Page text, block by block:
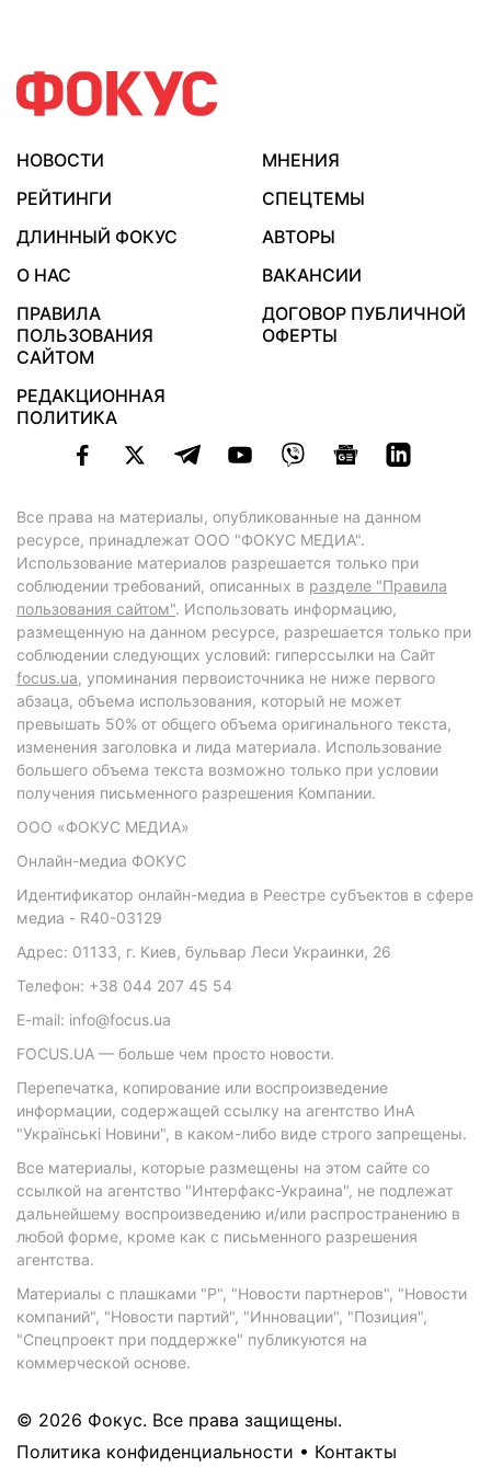
НОВОСТИ
МНЕНИЯ
РЕЙТИНГИ
СПЕЦТЕМЫ
ДЛИННЫЙ ФОКУС
АВТОРЫ
О НАС
ВАКАНСИИ
ПРАВИЛА
ПОЛЬЗОВАНИЯ
САЙТОМ
ДОГОВОР ПУБЛИЧНОЙ
ОФЕРТЫ
РЕДАКЦИОННАЯ
ПОЛИТИКА
Все права на материалы, опубликованные на данном
ресурсе, принадлежат ООО "ФОКУС МЕДИА".
Использование материалов разрешается только при
соблюдении требований, описанных в разделе "Правила
пользования сайтом". Использовать информацию,
размещенную на данном ресурсе, разрешается только при
соблюдении следующих условий: гиперссылки на Сайт
focus.ua, упоминания первоисточника не ниже первого
абзаца, объема использования, который не может
превышать 50% от общего объема оригинального текста,
изменения заголовка и лида материала. Использование
большего объема текста возможно только при условии
получения письменного разрешения Компании.
ООО «ФОКУС МЕДИА»
Онлайн-медиа ФОКУС
Идентификатор онлайн-медиа в Реестре субъектов в сфере
медиа - R40-03129
Адрес: 01133, г. Киев, бульвар Леси Украинки, 26
Телефон: +38 044 207 45 54
E-mail: info@focus.ua
FOCUS.UA — больше чем просто новости.
Перепечатка, копирование или воспроизведение
информации, содержащей ссылку на агентство ИнА
"Українські Новини", в каком-либо виде строго запрещены.
Все материалы, которые размещены на этом сайте со
ссылкой на агентство "Интерфакс-Украина", не подлежат
дальнейшему воспроизведению и/или распространению в
любой форме, кроме как с письменного разрешения
агентства.
Материалы с плашками "Р", "Новости партнеров", "Новости
компаний", "Новости партий", "Инновации", "Позиция",
"Спецпроект при поддержке" публикуются на
коммерческой основе.
© 2026 Фокус. Все права защищены.
Политика конфиденциальности • Контакты